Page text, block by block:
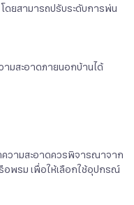
ดยสามารถปรับระดับการพ่น
ามสะอาดภายนอกบ้านได้
วามสะอาดควรพิจารณาจาก
อพรม เพื่อให้เลือกใช้อุปกรณ์